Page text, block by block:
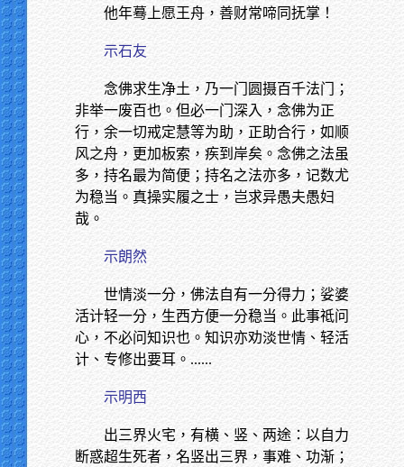
他年蓦上愿王舟，善财常啼同抚掌！
示石友
念佛求生净土，乃一门圆摄百千法门；
非举一废百也。但必一门深入，念佛为正
行，余一切戒定慧等为助，正助合行，如顺
风之舟，更加板索，疾到岸矣。念佛之法虽
多，持名最为简便；持名之法亦多，记数尤
为稳当。真操实履之士，岂求异愚夫愚妇
哉。
示朗然
世情淡一分，佛法自有一分得力；娑婆
活计轻一分，生西方便一分稳当。此事祗问
心，不必问知识也。知识亦劝淡世情、轻活
计、专修出要耳。......
示明西
出三界火宅，有横、竖、两途：以自力
断惑超生死者，名竖出三界，事难、功渐；